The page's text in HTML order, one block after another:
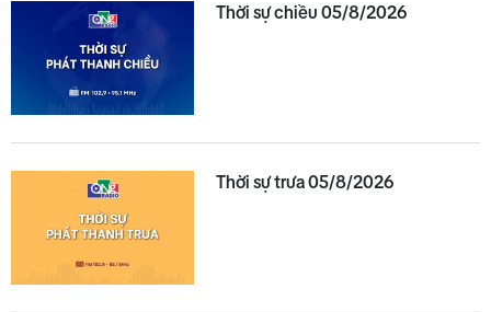
Thời sự chiều 05/8/2026
Thời sự trưa 05/8/2026